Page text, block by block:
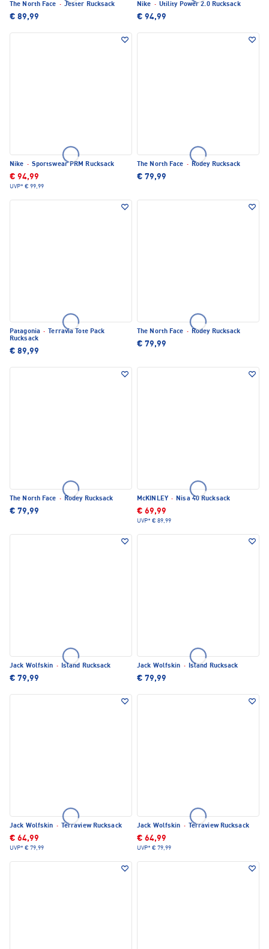
The North Face · Jester Rucksack
€ 89,99
Nike · Utility Power 2.0 Rucksack
€ 94,99
Nike · Sportswear PRM Rucksack
€ 94,99
UVP* € 99,99
The North Face · Rodey Rucksack
€ 79,99
Patagonia ·
Terravia Tote Pack
Rucksack
€ 89,99
The North Face · Rodey Rucksack
€ 79,99
The North Face · Rodey Rucksack
€ 79,99
McKINLEY · Nisa 40 Rucksack
€ 69,99
UVP* € 89,99
Jack Wolfskin · Island Rucksack
€ 79,99
Jack Wolfskin · Island Rucksack
€ 79,99
Jack Wolfskin · Terraview Rucksack
€ 64,99
UVP* € 79,99
Jack Wolfskin · Terraview Rucksack
€ 64,99
UVP* € 79,99